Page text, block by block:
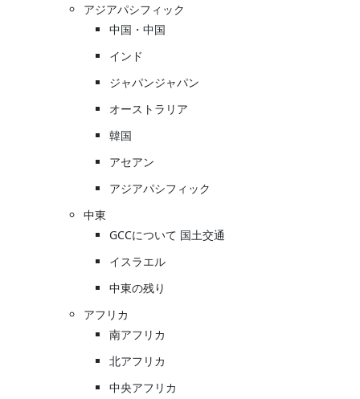
アジアパシフィック
中国・中国
インド
ジャパンジャパン
オーストラリア
韓国
アセアン
アジアパシフィック
中東
GCCについて 国土交通
イスラエル
中東の残り
アフリカ
南アフリカ
北アフリカ
中央アフリカ